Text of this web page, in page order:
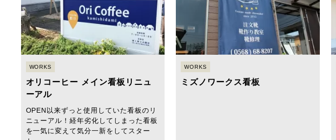
WORKS
オリコーヒー メイン看板リニュ
ーアル
OPEN以来ずっと使用していた看板のリ
ニューアル！経年劣化してしまった看板
を一気に変えて気分一新をしてスター
WORKS
ミズノワークス看板